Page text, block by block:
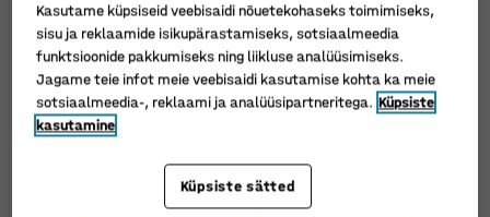
Kasutame küpsiseid veebisaidi nõuetekohaseks toimimiseks,
sisu ja reklaamide isikupärastamiseks, sotsiaalmeedia
funktsioonide pakkumiseks ning liikluse analüüsimiseks.
Jagame teie infot meie veebisaidi kasutamise kohta ka meie
sotsiaalmeedia-, reklaami ja analüüsipartneritega. Küpsiste
kasutamine
Küpsiste sätted